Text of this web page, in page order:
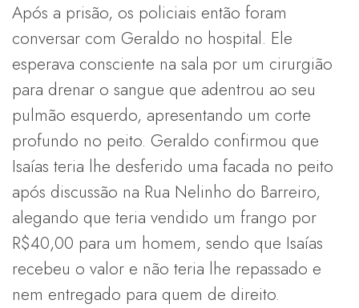
Após a prisão, os policiais então foram
conversar com Geraldo no hospital. Ele
esperava consciente na sala por um cirurgião
para drenar o sangue que adentrou ao seu
pulmão esquerdo, apresentando um corte
profundo no peito. Geraldo confirmou que
Isaías teria lhe desferido uma facada no peito
após discussão na Rua Nelinho do Barreiro,
alegando que teria vendido um frango por
R$40,00 para um homem, sendo que Isaías
recebeu o valor e não teria lhe repassado e
nem entregado para quem de direito.